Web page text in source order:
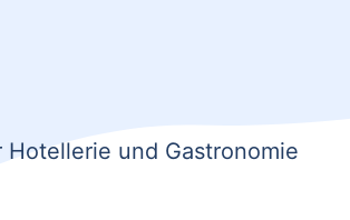
und Gastronomie